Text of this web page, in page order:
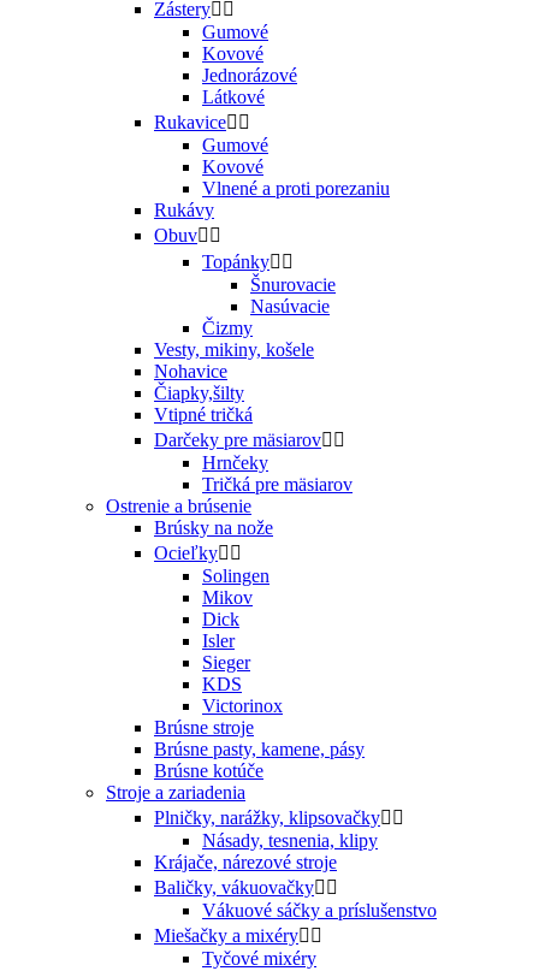
Zástery 
Gumové
Kovové
Jednorázové
Látkové
Rukavice 
Gumové
Kovové
Vlnené a proti porezaniu
Rukávy
Obuv 
Topánky 
Šnurovacie
Nasúvacie
Čizmy
Vesty, mikiny, košele
Nohavice
Čiapky,šilty
Vtipné tričká
Darčeky pre mäsiarov 
Hrnčeky
Tričká pre mäsiarov
Ostrenie a brúsenie
Brúsky na nože
Ocieľky 
Solingen
Mikov
Dick
Isler
Sieger
KDS
Victorinox
Brúsne stroje
Brúsne pasty, kamene, pásy
Brúsne kotúče
Stroje a zariadenia
Plničky, narážky, klipsovačky 
Násady, tesnenia, klipy
Krájače, nárezové stroje
Baličky, vákuovačky 
Vákuové sáčky a príslušenstvo
Miešačky a mixéry 
Tyčové mixéry